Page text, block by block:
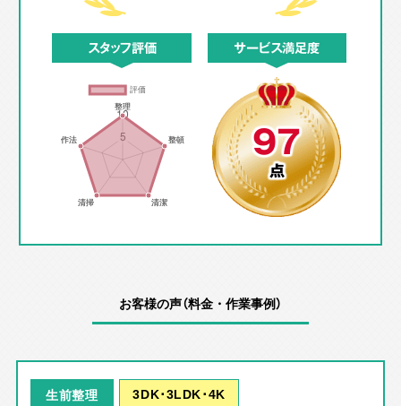
スタッフ評価 サービス満足度
97
点
お客様の声（料金・作業事例）
生前整理 3DK･3LDK･4K